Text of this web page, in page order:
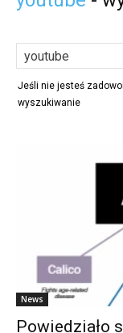
Jeśli nie jesteś
wyszukiwanie
News
Powiedziało